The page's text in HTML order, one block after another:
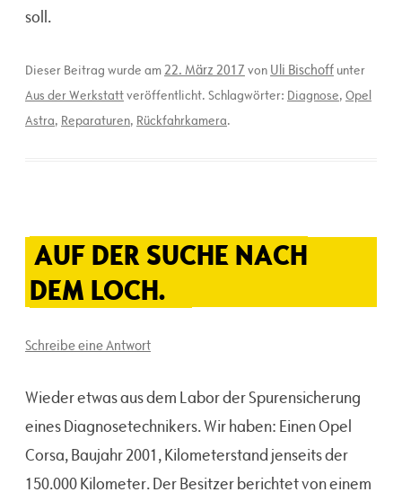
soll.
Dieser Beitrag wurde am22. März 2017 von Uli Bischoffunter
Aus der Werkstattveröffentlicht. Schlagwörter: Diagnose, Opel
Astra, Reparaturen, Rückfahrkamera.
AUF DER SUCHE NACH
DEM LOCH.
Schreibe eine Antwort
Wieder etwas aus dem Labor der Spurensicherung
eines Diagnosetechnikers. Wir haben: Einen Opel
Corsa, Baujahr 2001, Kilometerstand jenseits der
150.000 Kilometer. Der Besitzer berichtet von einem